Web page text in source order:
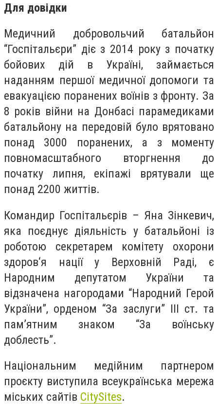
Для довідки
Медичний добровольчий батальйон
“Госпітальєри” діє з 2014 року з початку
бойових дій в Україні, займається
наданням першої медичної допомоги та
евакуацією поранених воїнів з фронту. За
8 років війни на Донбасі парамедиками
батальйону на передовій було врятовано
понад 3000 поранених, а з моменту
повномасштабного вторгнення до
початку липня, екіпажі врятували ще
понад 2200 життів.
Командир Госпітальєрів – Яна Зінкевич,
яка поєднує діяльність у батальйоні із
роботою секретарем комітету охорони
здоров‘я нації у Верховній Раді, є
Народним депутатом України та
відзначена нагородами “Народний Герой
України”, орденом “За заслуги” III ст. та
памʼятним знаком “За воїнську
доблесть”.
Національним медійним партнером
проєкту виступила всеукраїнська мережа
міських сайтів CitySites.